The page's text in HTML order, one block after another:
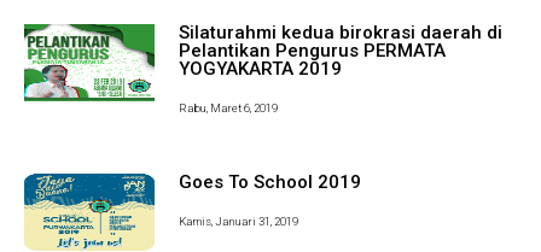
Silaturahmi kedua birokrasi daerah di
Pelantikan Pengurus PERMATA
YOGYAKARTA 2019
Rabu, Maret 6, 2019
Goes To School 2019
Kamis, Januari 31, 2019